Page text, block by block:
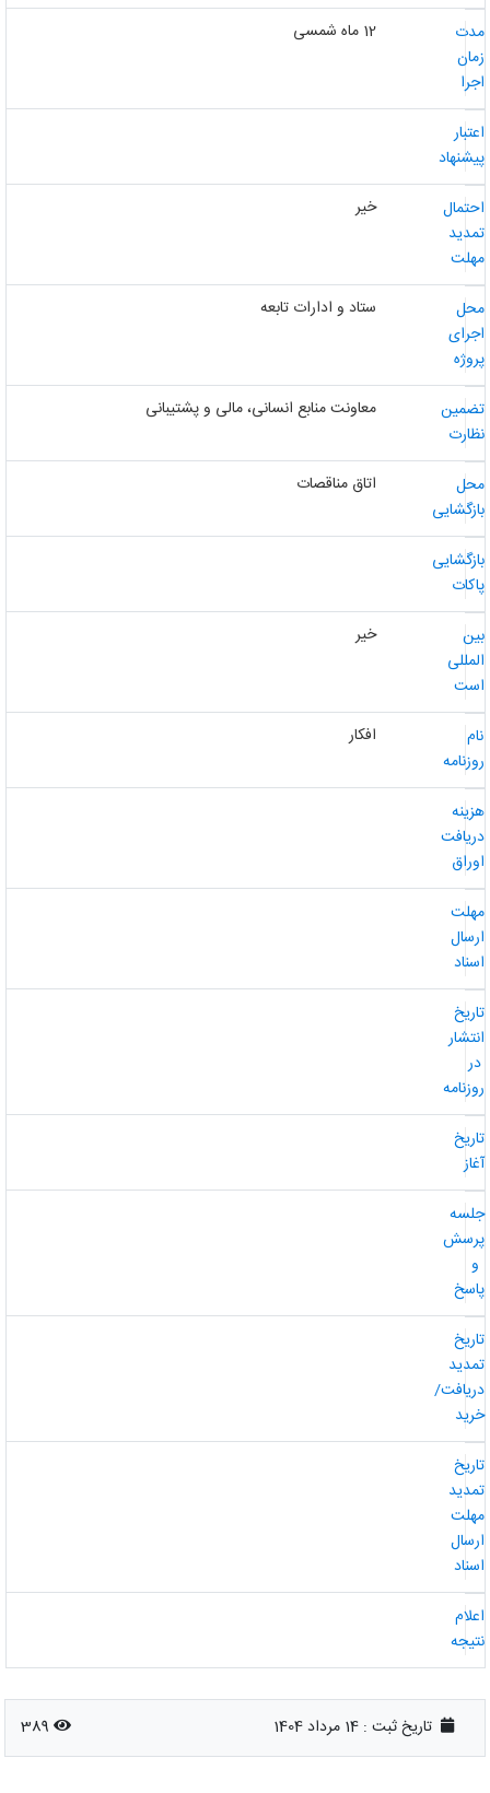
12 ماه شمسی
خیر
ستاد و ادارات تابعه
معاونت منابع انسانی، مالی و پشتیبانی
اتاق مناقصات
خیر
افکار
تاریخ ثبت : 14 مرداد 1404 389